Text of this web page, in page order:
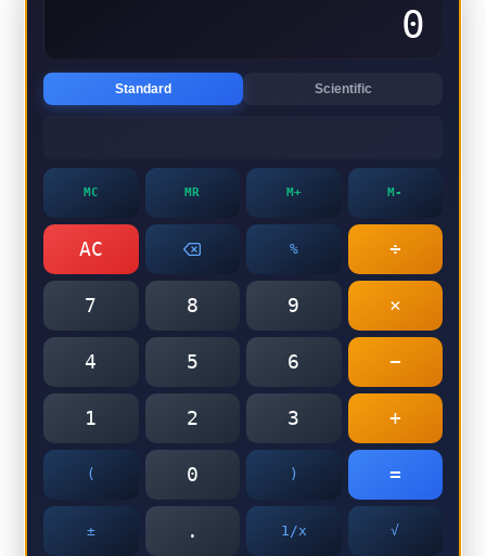
0
Standard Scientific
MC MR M+ M-
AC % ÷
7 8 9 ×
4 5 6 −
1 2 3 +
( 0 ) =
± . 1/x √